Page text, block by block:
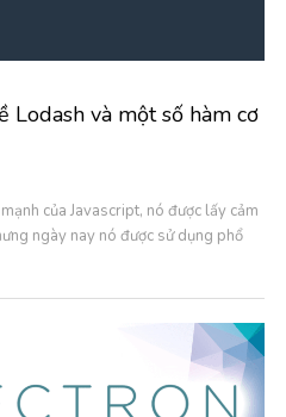
Lodash và một số hàm cơ
của Javascript, nó được lấy cảm
ngày nay nó được sử dụng phổ